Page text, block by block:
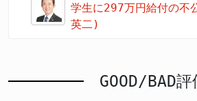
学生に297万円給付の不
英二)
GOOD/BAD評